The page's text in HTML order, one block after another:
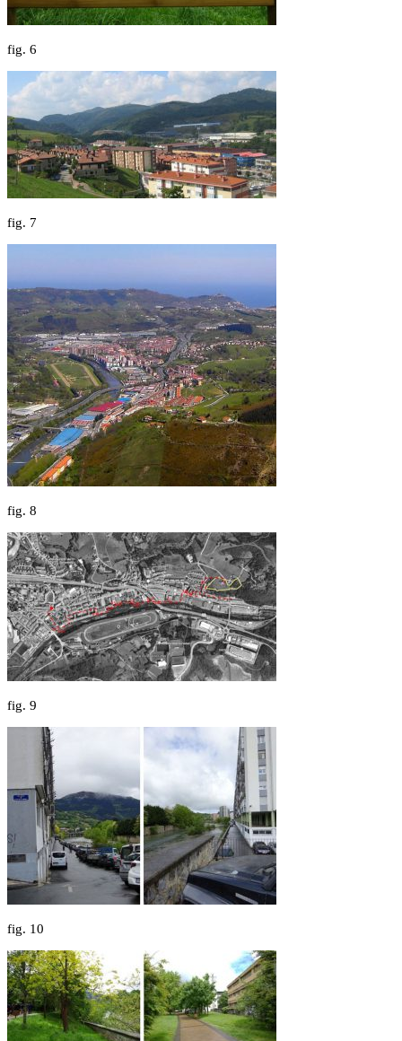
fig. 6
fig. 7
fig. 8
fig. 9
fig. 10